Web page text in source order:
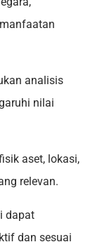
analisis
nilai
aset, lokasi,
relevan.
dapat
dan sesuai